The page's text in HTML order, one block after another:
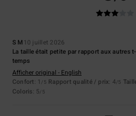
S M 10 juillet 2026
La taille était petite par rapport aux autres
temps
Afficher original - English
Confort: 1 /5 Rapport qualité / prix: 4/5
Coloris: 5/5